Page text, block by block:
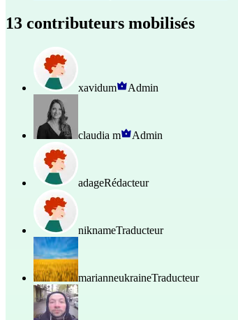
13 contributeurs mobilisés
xavidum Admin
claudia m Admin
adageRédacteur
niknameTraducteur
marianneukraineTraducteur